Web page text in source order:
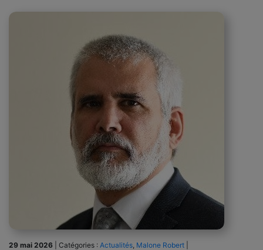
29 mai 2026 Catégories : Actualités Malone Robert